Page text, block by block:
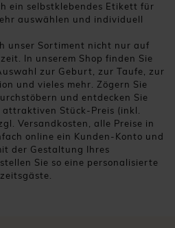
ein selbstklebendes Etikett für
auswählen und individuell
unser Sortiment nicht nur auf
In unserem Shop finden Sie
zur Geburt, zur Taufe, zur
und vieles mehr. Zögern Sie
und entdecken Sie
Stück-Preis (inkl.
Versandkosten, alle Preise in
online ein Kunden-Konto und
der Gestaltung Ihres
Sie so eine personalisierte